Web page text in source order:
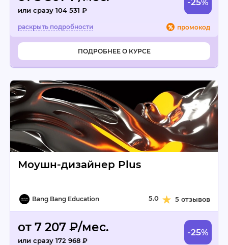
или сразу 104 531 ₽
-25%
промокод
ПОДРОБНЕЕ О КУРСЕ
Моушн-дизайнер Plus
Bang Bang Education 5.0 5 отзывов
от 7 207 ₽/мес.
или сразу 172 968 ₽
-25%